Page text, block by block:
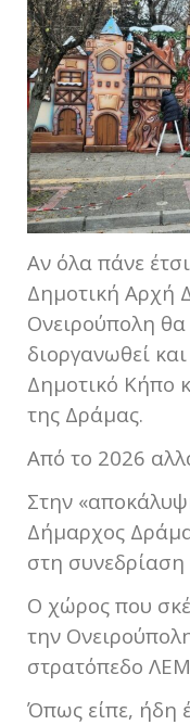
Αν όλα πάνε
Δημοτική Αρχή
Ονειρούπολη θα
διοργανωθεί
Δημοτικό Κήπο
της Δράμας.
Από το 2026
Στην
Δήμαρχος
στη
Ο χώρος που
την
στρατόπεδο ΛΕΜ
Όπως είπε, ήδη